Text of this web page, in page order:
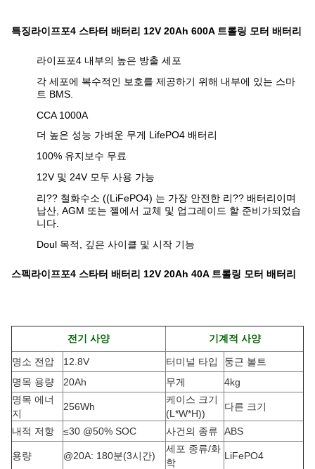
특징라이프포4 스타터 배터리 12V 20Ah 600A 트롤링 모터 배터리
라이프포4 내부의 높은 방출 세포
각 세포에 복수적인 보호를 제공하기 위해 내부에 있는 스마
트 BMS.
CCA 1000A
더 높은 성능 가벼운 무게 LifePO4 배터리
100% 유지보수 무료
12V 및 24V 모두 사용 가능
리?? 철화수소 ((LiFePO4) 는 가장 안전한 리?? 배터리이며
납산, AGM 또는 젤에서 교체 및 업그레이드 할 준비가되었습
니다.
Doul 목적, 깊은 사이클 및 시작 기능
스펙 라이프포4 스타터 배터리 12V 20Ah 40A 트롤링 모터 배터리
전기 사양 기계적 사양
명소 전압 12.8V 터미널 타입
둥근 볼트
명목 용량
20Ah 무게
4kg
명목 에너
지
256Wh
케이스 크기
(L*W*H))
다른 크기
내적 저항 ≤30 @50% SOC 사건의 종류 ABS
용량 @20A: 180분(3시간)
세포 종류/화
학
LiFePO4